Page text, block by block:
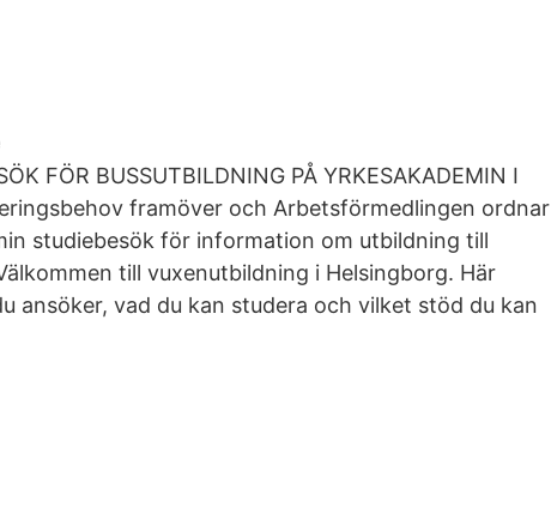
FÖR BUSSUTBILDNING PÅ YRKESAKADEMIN I
framöver och Arbetsförmedlingen ordnar
studiebesök för information om utbildning till
till vuxenutbildning i Helsingborg. Här
ansöker, vad du kan studera och vilket stöd du kan